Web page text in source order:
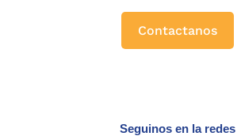
Contactanos
Seguinos en la redes